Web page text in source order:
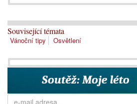
Související témata
Vánoční tipy Osvětlení